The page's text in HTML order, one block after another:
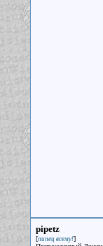
pipetz
[пипец всему!]